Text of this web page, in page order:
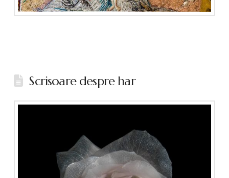
Scrisoare despre har